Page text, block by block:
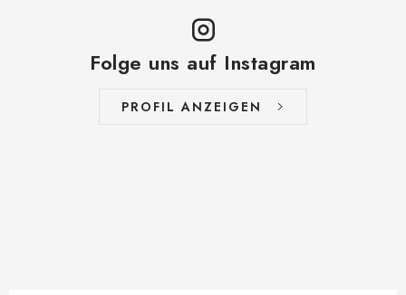
Folge uns auf Instagram
PROFIL ANZEIGEN